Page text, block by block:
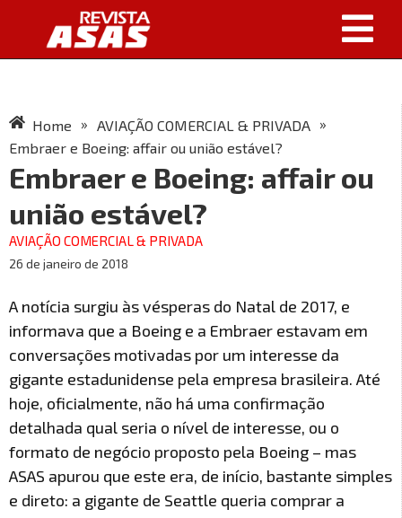
Home » AVIAÇÃO COMERCIAL & PRIVADA »
Embraer e Boeing: affair ou união estável?
Embraer e Boeing: affair ou
união estável?
AVIAÇÃO COMERCIAL & PRIVADA
26 de janeiro de 2018
A notícia surgiu às vésperas do Natal de 2017, e
informava que a Boeing e a Embraer estavam em
conversações motivadas por um interesse da
gigante estadunidense pela empresa brasileira. Até
hoje, oficialmente, não há uma confirmação
detalhada qual seria o nível de interesse, ou o
formato de negócio proposto pela Boeing – mas
ASAS apurou que este era, de início, bastante simples
e direto: a gigante de Seattle queria comprar a